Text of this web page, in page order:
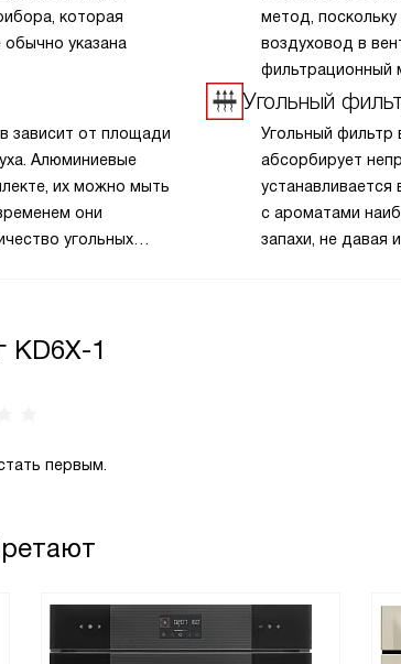
которая
обычно указана
зависит от площади
Алюминиевые
их можно мыть
они
угольных
метод,
воздуховод в
фильтрационный
систему
Угольный
Угольный
абсорбирует
устанавливается
с ароматами
запахи, не давая
1
первым.